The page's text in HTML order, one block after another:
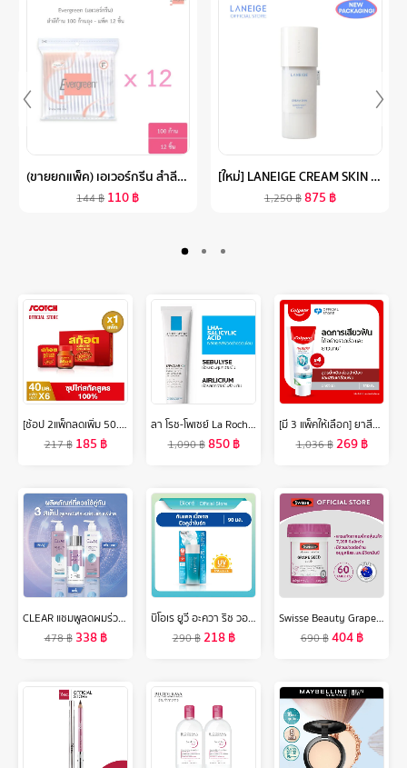
(ขายยกแพ็ค) เอเวอร์กรีน สำลีก้าน 100 ก้านถุง - 12 ชิ้น L EVERGREEN COTTON BUD 100 PCS X12
144฿ 110฿
[ใหม่] LANEIGE CREAM SKIN CERAPEPTIDE REFINER 170ML ครีม สกิน ครีมบำรุงผิวหน้ารูปแบบน้ำ ช่วยเติมเต็มความชุ่มชื้น
1,250฿875 ฿
[ช้อป 2แพ็กลดเพิ่ม 50.-]สก๊อต 100 ซุปไก่สกัดสูตร 100% ขนาด 40 มล.(แพ็ก 6 ขวด) จำนวน 1 แพ็ก พร้อมจัดส่ง !!
217฿ 185 ฿
ลา โรช-โพเซย์ La Roche-Posay Effaclar K [+] ครีมจัดการปัญหาสิวอุดตัน ช่วยผลัดเซลล์ผิวอย่างอ่อนโยน คุมความมันได้ยาวนาน สำหรับผิวผสมและผิวมัน 40ml.
1,090฿850฿
[มี 3 แพ็คให้เลือก] ยาสีฟัน คอลเกต เซนซิทีฟ โปรรีลีฟ ออริจินัล 110 กรัม Colgate Sensitive Pro Relief Original Toothpaste 110g
1,036฿269฿
CLEAR แชมพูลดผมร่วง ลดผมบาง เพิ่มวอลลุ่ม แชมพู 300 มล. และ ครีมนวด 300 มล. (เลือกสูตรข้างใน)
478฿ 338฿
บิโอเร ยูวี อะควา ริช วอเตอร์รี่ เจล 90มล Biore UV Aqua Rich Watery Gel SPF50+ PA++++ 90ml เนื้อเจล
290฿218฿
Swisse Beauty Grape Seed 60 TAB สวิสเซ เกรปซีด 60 เม็ด
690฿404฿